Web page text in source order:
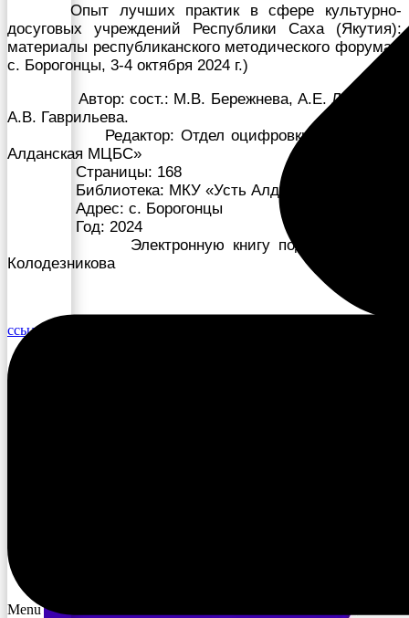
Menu
Опыт лучших практик в сфере культурно-
досуговых учреждений Республики Саха (Якутия):
материалы республиканского методического форума (
с. Борогонцы, 3-4 октября 2024 г.)
Автор: сост.: М.В. Бережнева, А.Е. Лугинова,
А.В. Гаврильева.
Редактор: Отдел оцифровки МКУ «Усть-
Алданская МЦБС»
Страницы: 168
Библиотека: МКУ «Усть Алданская МЦБС»
Адрес: с. Борогонцы
Год: 2024
Электронную книгу подготовила Р.К.
Колодезникова
ссылка